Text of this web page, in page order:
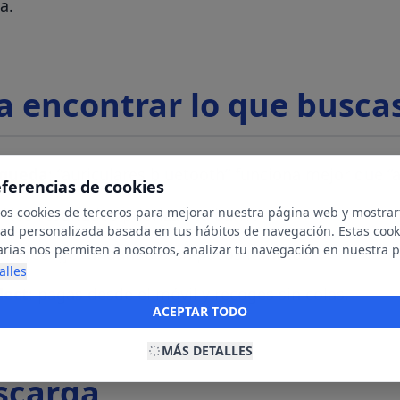
de cookies
cookies de terceros para mejorar nuestra página web y
personalizada basada en tus hábitos de navegación. Estas
nos permiten a nosotros, analizar tu navegación en nuestra
para mostrarte anuncios relevantes para ti. Al activarlas,
incluyendo la posible compartición de estos datos con
publicidad personalizada.
ACEPTAR TODO
MÁS DETALLES
encontrar lo que
: “auriculares bluetooth” funciona mejor que
los resultados priorizan tu barrio.
recoger andando o en pocos minutos.
: pagas desde el móvil y recoges sin colas.